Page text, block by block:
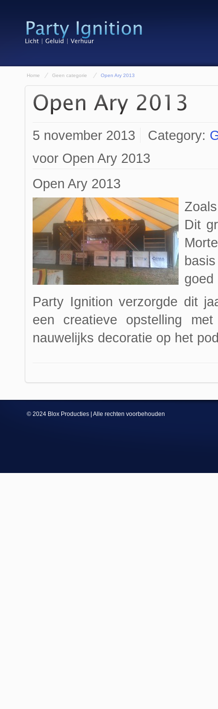
Home Geen categorie Open Ary 2013
5 november 2013 Category:
voor Open Ary 2013
Open Ary 2013
Dit
goed
Party Ignition verzorgde dit
een creatieve opstelling
nauwelijks decoratie op het
© 2024 Blox Producties | Alle rechten voorbehouden